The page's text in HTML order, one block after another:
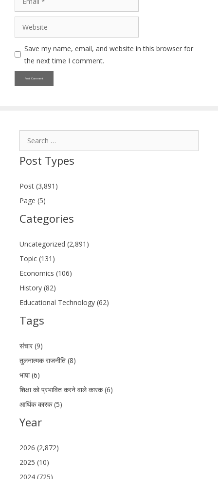
Website
Save my name, email, and website in this browser for
the next time I comment.
Post Types
Post (3,891)
Page (5)
Categories
Uncategorized (2,891)
Topic (131)
Economics (106)
History (82)
Educational Technology (62)
Tags
संचार (9)
तुलनात्मक राजनीति (8)
भाषा (6)
शिक्षा को प्रभावित करने वाले कारक (6)
आर्थिक कारक (5)
Year
2026 (2,872)
2025 (10)
2024 (725)